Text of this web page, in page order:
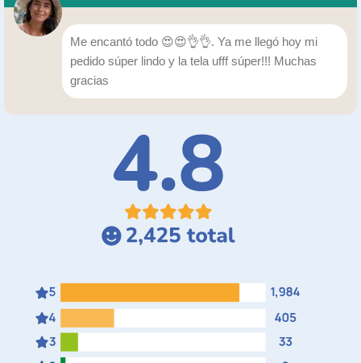
Me encantó todo 😍😍👌👌. Ya me llegó hoy mi
pedido súper lindo y la tela ufff súper!!! Muchas
gracias